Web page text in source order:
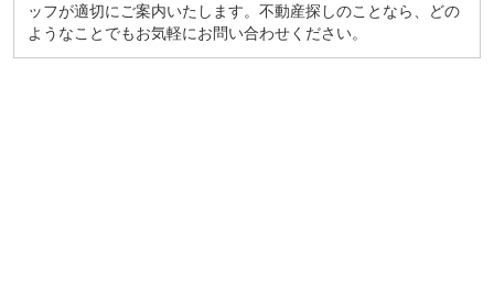
ッフが適切にご案内いたします。不動産探しのことなら、どの
ようなことでもお気軽にお問い合わせください。